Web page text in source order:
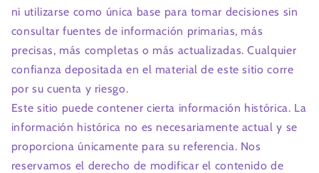
ni utilizarse como única base para tomar decisiones sin
consultar fuentes de información primarias, más
precisas, más completas o más actualizadas. Cualquier
confianza depositada en el material de este sitio corre
por su cuenta y riesgo.
Este sitio puede contener cierta información histórica. La
información histórica no es necesariamente actual y se
proporciona únicamente para su referencia. Nos
reservamos el derecho de modificar el contenido de